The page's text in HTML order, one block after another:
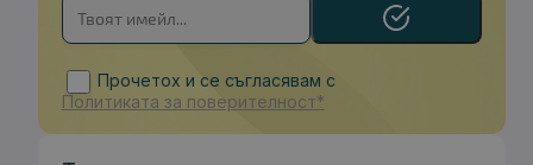
Прочетох и се съгласявам с
Политиката за поверителност*